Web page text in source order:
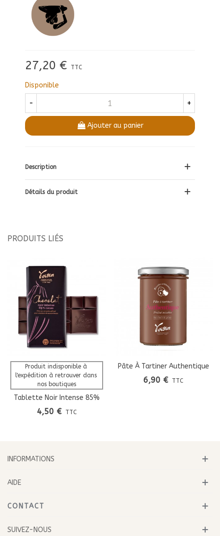
27,20 € TTC
Disponible
- +
Ajouter au panier
Description
Détails du produit
PRODUITS LIÉS
Produit indisponible à
l'expédition à retrouver dans
nos boutiques
Tablette Noir Intense 85%
Cacao
4,50 € TTC
Pâte À Tartiner Authentique
6,90 € TTC
INFORMATIONS
AIDE
CONTACT
SUIVEZ-NOUS